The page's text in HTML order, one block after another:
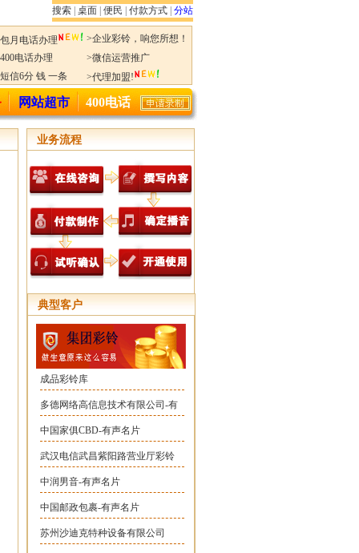
搜索| 桌面| 便民 付款方式| 分站
月电话办理
>企业彩铃，响您所想！
电话办理
>微信运营推广
信6分 钱 一条
>代理加盟!
网站超市 400电话
业务流程
典型客户
成品彩铃库
多德网络高信息技术有限公司-有
中国家俱CBD-有声名片
武汉电信武昌紫阳路营业厅彩铃
中润男音-有声名片
中国邮政包裹-有声名片
苏州沙迪克特种设备有限公司